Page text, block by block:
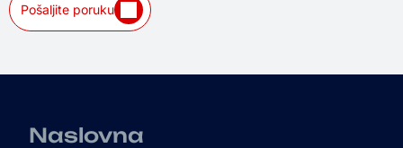
Pošaljite poruku
Naslovna